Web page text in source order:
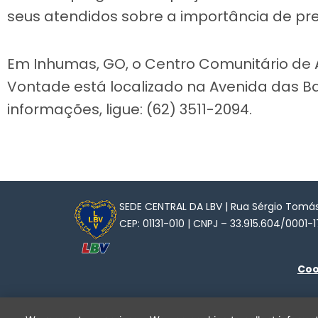
seus atendidos sobre a importância de
Em Inhumas, GO, o Centro Comunitário
Vontade está localizado na Avenida das
informações, ligue: (62) 3511-2094.
SEDE CENTRAL DA LBV | Rua Sérgio
CEP: 01131-010 | CNPJ – 33.915.604/